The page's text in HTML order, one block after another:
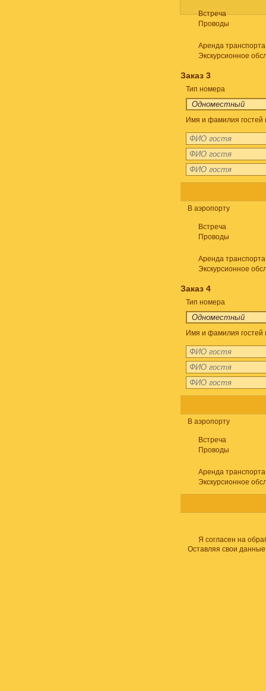
Встреча
Проводы
Аренда транспорта
Экскурсионное
Заказ 3
Тип номера
Имя и фамилия гостей
В аэропорту
Встреча
Проводы
Аренда транспорта
Экскурсионное
Заказ 4
Тип номера
Имя и фамилия гостей
В аэропорту
Встреча
Проводы
Аренда транспорта
Экскурсионное
Я согласен на
Оставляя свои